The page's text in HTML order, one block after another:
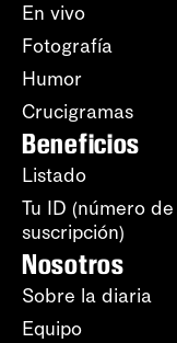
En vivo
Fotografía
Humor
Crucigramas
Beneficios
Listado
Tu ID (número de
suscripción)
Nosotros
Sobre la diaria
Equipo